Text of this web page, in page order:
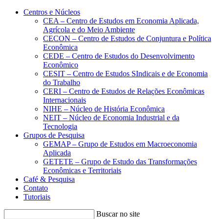
Conteúdo principal Menu principal
Centros e Núcleos
CEA – Centro de Estudos em Economia Aplicada,
Agrícola e do Meio Ambiente
CECON – Centro de Estudos de Conjuntura e Política
Econômica
CEDE – Centro de Estudos do Desenvolvimento
Econômico
CESIT – Centro de Estudos SIndicais e de Economia
do Trabalho
CERI – Centro de Estudos de Relações Econômicas
Internacionais
NIHE – Núcleo de História Econômica
NEIT – Núcleo de Economia Industrial e da
Tecnologia
Grupos de Pesquisa
GEMAP – Grupo de Estudos em Macroeconomia
Aplicada
GETETE – Grupo de Estudo das Transformações
Econômicas e Territoriais
Café & Pesquisa
Contato
Tutoriais
Buscar no site